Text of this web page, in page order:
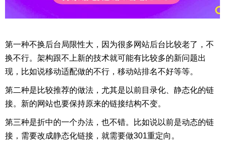
第一种不换后台局限性大，因为很多网站后台比较老了，不
换不行。架构跟不上新的技术就可能有比较多的新问题出
现，比如说移动适配做的不行，移动站排名不好等等。
第二种是比较推荐的做法，尤其是以前目录化、静态化的链
接。新的网站也要保持原来的链接结构不变。
第三种是折中的一个办法，也不错。比如说以前是动态的链
接，需要改成静态化链接，就需要做301重定向。